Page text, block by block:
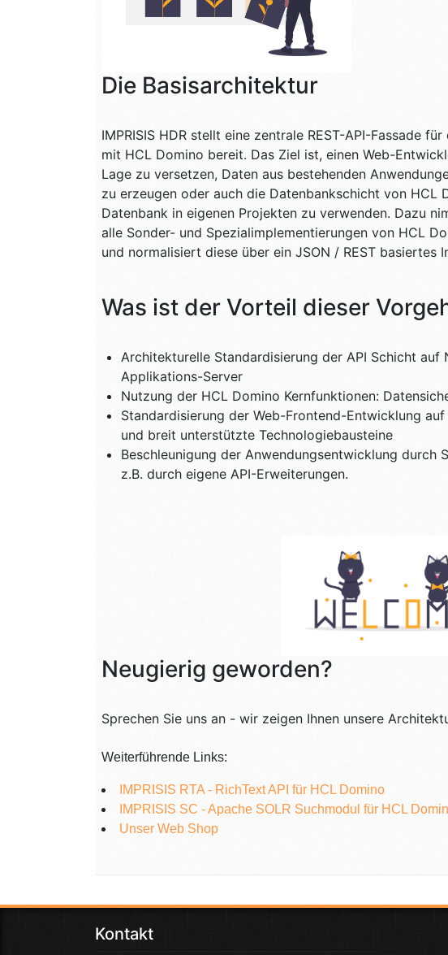
Die Basisarchitektur
IMPRISIS HDR stellt eine zentrale REST-API-Fassade
mit HCL Domino bereit. Das Ziel ist, einen Web-
Lage zu versetzen, Daten aus bestehenden
zu erzeugen oder auch die Datenbankschicht von HCL
Datenbank in eigenen Projekten zu verwenden. Dazu
alle Sonder- und Spezialimplementierungen von HCL
und normalisiert diese über ein JSON / REST basiertes
Was ist der Vorteil dieser
Architekturelle Standardisierung der API Schicht
Applikations-Server
Nutzung der HCL Domino Kernfunktionen:
Standardisierung der Web-Frontend-Entwicklung
und breit unterstützte Technologiebausteine
Beschleunigung der Anwendungsentwicklung durch
z.B. durch eigene API-Erweiterungen.
Neugierig geworden?
Sprechen Sie uns an - wir zeigen Ihnen unsere
Weiterführende Links:
IMPRISIS RTA - RichText API für HCL Domino
IMPRISIS SC - Apache SOLR Suchmodul für HCL
Unser Web Shop
Kontakt